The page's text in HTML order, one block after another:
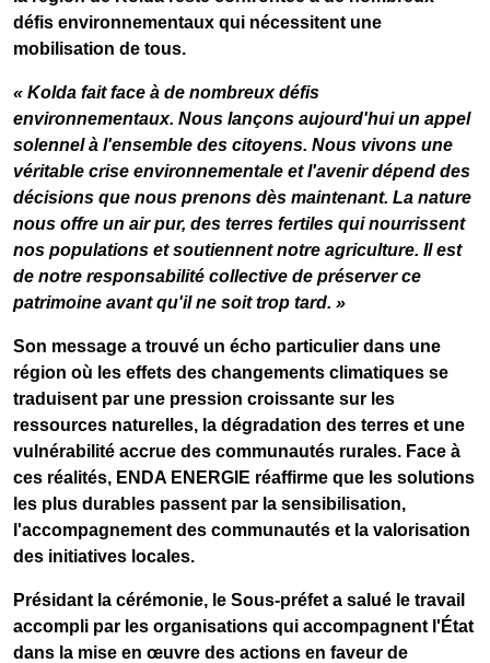
défis environnementaux qui nécessitent une
mobilisation de tous.
« Kolda fait face à de nombreux défis
environnementaux. Nous lançons aujourd'hui un appel
solennel à l'ensemble des citoyens. Nous vivons une
véritable crise environnementale et l'avenir dépend des
décisions que nous prenons dès maintenant. La nature
nous offre un air pur, des terres fertiles qui nourrissent
nos populations et soutiennent notre agriculture. Il est
de notre responsabilité collective de préserver ce
patrimoine avant qu'il ne soit trop tard. »
Son message a trouvé un écho particulier dans une
région où les effets des changements climatiques se
traduisent par une pression croissante sur les
ressources naturelles, la dégradation des terres et une
vulnérabilité accrue des communautés rurales. Face à
ces réalités, ENDA ENERGIE réaffirme que les solutions
les plus durables passent par la sensibilisation,
l'accompagnement des communautés et la valorisation
des initiatives locales.
Présidant la cérémonie, le Sous-préfet a salué le travail
accompli par les organisations qui accompagnent l'État
dans la mise en œuvre des actions en faveur de